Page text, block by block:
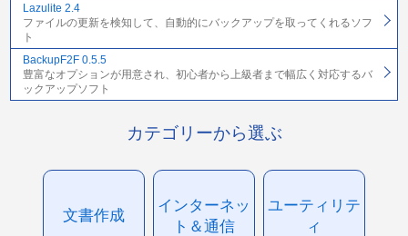
Lazulite 2.4
ファイルの更新を検知して、自動的にバックアップを取ってくれるソフ
ト
BackupF2F 0.5.5
豊富なオプションが用意され、初心者から上級者まで幅広く対応するバ
ックアップソフト
カテゴリーから選ぶ
文書作成
インターネッ
ト＆通信
ユーティリテ
ィ